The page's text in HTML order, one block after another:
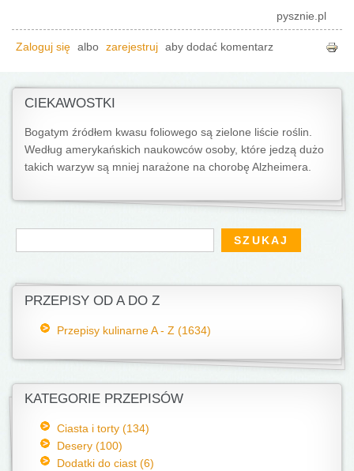
pysznie.pl
Zaloguj się albo zarejestruj aby dodać komentarz
CIEKAWOSTKI
Bogatym źródłem kwasu foliowego są zielone liście roślin.
Według amerykańskich naukowców osoby, które jedzą dużo
takich warzyw są mniej narażone na chorobę Alzheimera.
Formularz wyszukiwania
Szukaj
PRZEPISY OD A DO Z
Przepisy kulinarne A - Z (1634)
KATEGORIE PRZEPISÓW
Ciasta i torty (134)
Desery (100)
Dodatki do ciast (6)